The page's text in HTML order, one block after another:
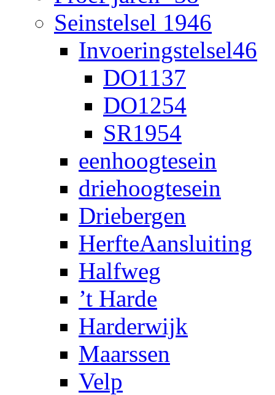
Seinstelsel 1946
Invoeringstelsel46
DO1137
DO1254
SR1954
eenhoogtesein
driehoogtesein
Driebergen
HerfteAansluiting
Halfweg
’t Harde
Harderwijk
Maarssen
Velp